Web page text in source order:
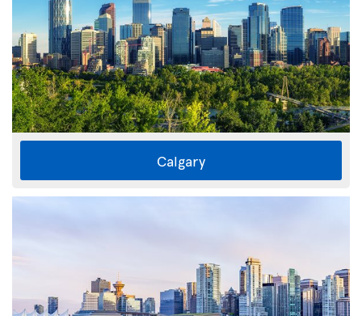
Calgary